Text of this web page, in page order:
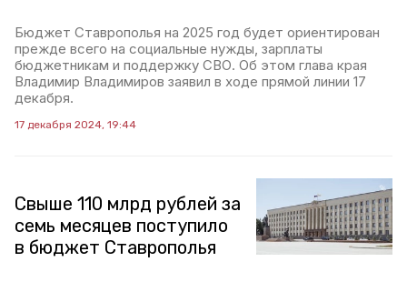
Бюджет Ставрополья на 2025 год будет ориентирован
прежде всего на социальные нужды, зарплаты
бюджетникам и поддержку СВО. Об этом глава края
Владимир Владимиров заявил в ходе прямой линии 17
декабря.
17 декабря 2024, 19:44
Свыше 110 млрд рублей за
семь месяцев поступило
в бюджет Ставрополья